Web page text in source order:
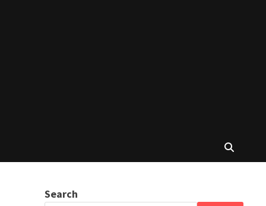
Search